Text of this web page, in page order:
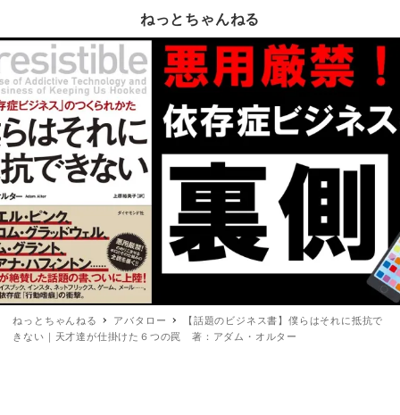
ねっとちゃんねる
ねっとちゃんねる アバタロー
【話題のビジネス書】僕らはそれに抵抗で
きない｜天才達が仕掛けた６つの罠 著：アダム・オルター